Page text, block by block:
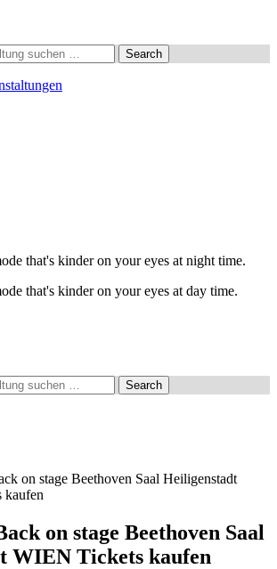
Search
that's kinder on your eyes at night time.
that's kinder on your eyes at day time.
Search
on stage Beethoven Saal Heiligenstadt
kaufen
on stage Beethoven Saal
WIEN Tickets kaufen